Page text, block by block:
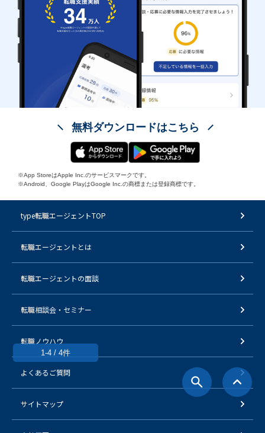
1-4 / 4件
無料ダウンロードはこちら
※App StoreはApple Inc.のサービスマークです。
※Android、Google PlayはGoogle Inc.の商標または登録商標です。
type転職エージェントTOP
転職エージェントとは
転職エージェントの面談
転職相談会・セミナー
転職ノウハウ
よくあるご質問
サイトマップ